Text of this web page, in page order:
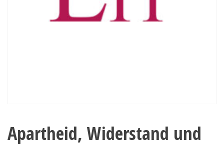
Apartheid, Widerstand und